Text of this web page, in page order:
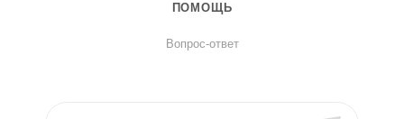
ПОМОЩЬ
Вопрос-ответ